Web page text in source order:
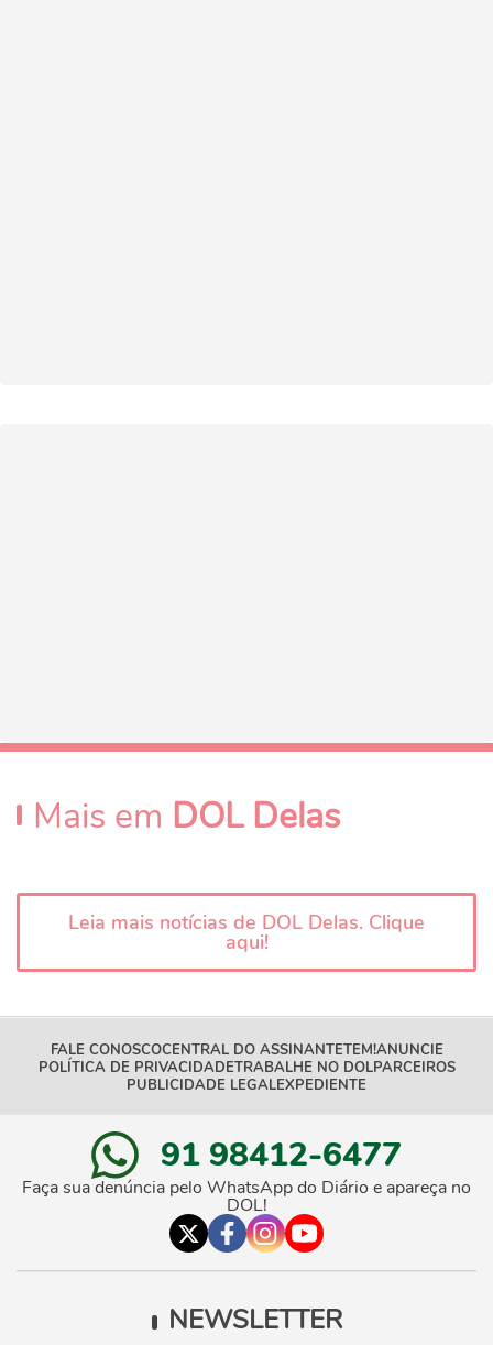
Mais em DOL Delas
Leia mais notícias de DOL Delas. Clique
aqui!
FALE CONOSCOCENTRAL DO ASSINANTETEM!ANUNCIE
POLÍTICA DE PRIVACIDADETRABALHE NO DOLPARCEIROS
PUBLICIDADE LEGALEXPEDIENTE
91 98412-6477
Faça sua denúncia pelo WhatsApp do Diário e apareça no
DOL!
NEWSLETTER